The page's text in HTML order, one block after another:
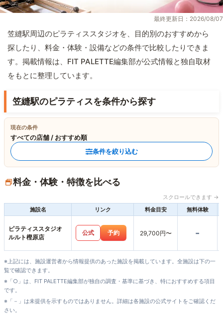
最終更新日：2026/08/07
笠縫駅周辺のピラティススタジオを、目的別のおすすめから
探したり、料金・体験・設備などの条件で比較したりできま
す。掲載情報は、FIT PALETTE編集部が公式情報と独自取材
をもとに整理しています。
笠縫駅のピラティスを条件から探す
現在の条件
すべての店舗 / おすすめ順
条件を絞り込む
料金・体験・特徴を比べる
スクロールできます →
施設名
リンク 料金目安 無料体験
ピラティススタジオ
ルルト樫原店
公式 予約 29,700円〜 -
※上記には、施設運営者から情報提供のあった施設を掲載しています。全施設は下の一
覧で確認できます。
※「○」は、FIT PALETTE編集部が独自の調査・基準に基づき、特におすすめする項目
です。
※「－」は未提供を示すものではありません。詳細は各施設の公式サイトをご確認くだ
さい。